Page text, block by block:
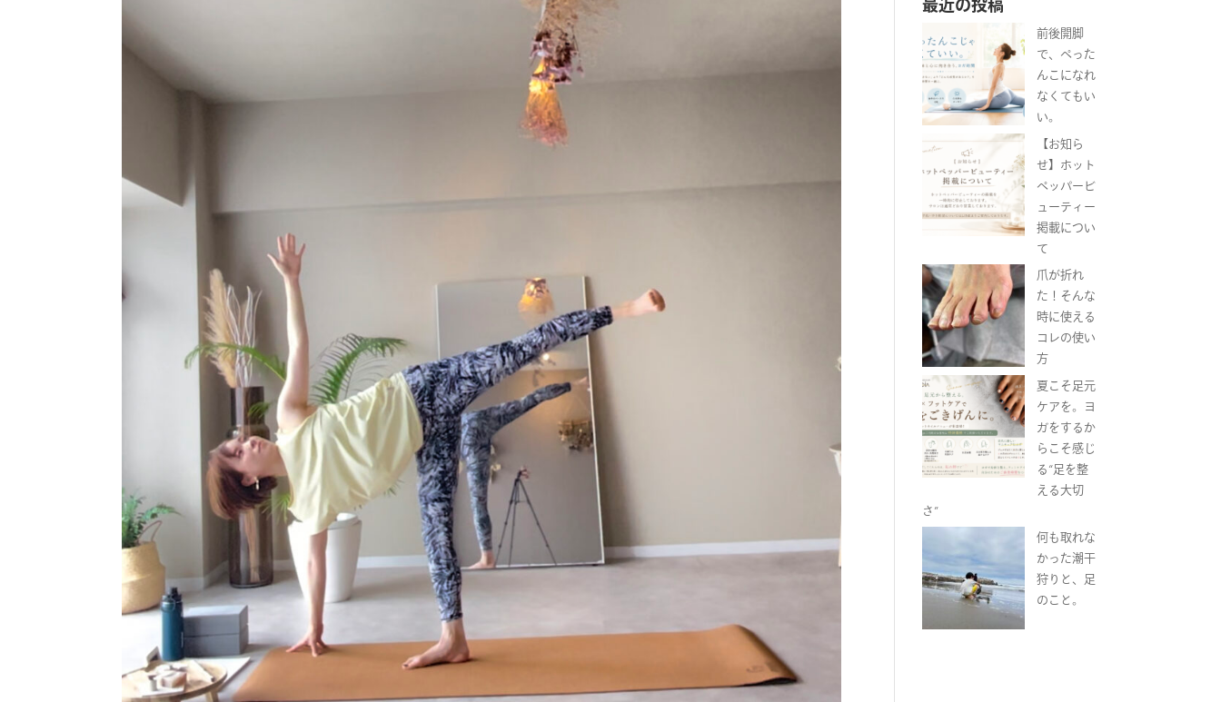
最近の投稿
前後開脚
で、ぺった
んこになれ
なくてもい
い。
【お知ら
せ】ホット
ペッパービ
ューティー
掲載につい
て
爪が折れ
た！そんな
時に使える
コレの使い
方
夏こそ足元
ケアを。ヨ
ガをするか
らこそ感じ
る“足を整
える大切
さ”
何も取れな
かった潮干
狩りと、足
のこと。